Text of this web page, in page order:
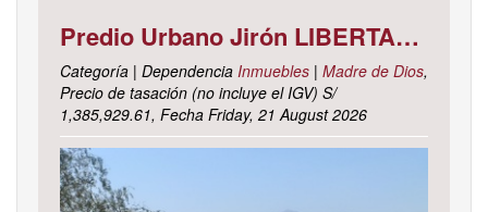
Predio Urbano Jirón LIBERTAD Mz. 5-H, Lote 23, TAMBOPATA - TAMBOPATA - MADRE DE DIOS ; cuyo dominio corre inscrito en la partida electrónica N° 07001561 del registro de propiedad inmueble de la ZONA REGISTRAL N° X, SEDE CUSCO, OFICINA REGISTRAL MADRE DE D
Categoría | Dependencia Inmuebles | Madre de Dios,
Precio de tasación (no incluye el IGV) S/
1,385,929.61, Fecha Friday, 21 August 2026